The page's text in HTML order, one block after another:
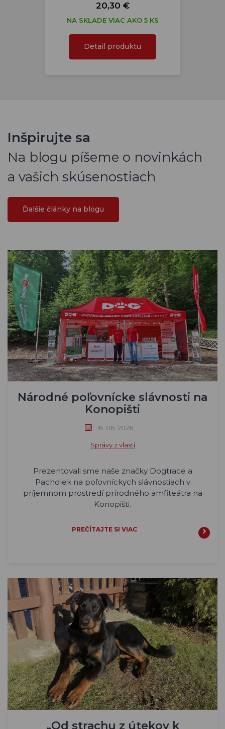
20,30 €
NA SKLADE VIAC AKO 5 KS
Detail produktu
Inšpirujte sa
Na blogu píšeme o novinkách
a vašich skúsenostiach
Ďalšie články na blogu
Národné poľovnícke slávnosti na
Konopišti
16. 06. 2026
Správy z vlasti
Prezentovali sme naše značky Dogtrace a
Pacholek na poľovníckych slávnostiach v
príjemnom prostredí prírodného amfiteátra na
Konopišti.
PREČÍTAJTE SI VIAC
„Od strachu z útekov k